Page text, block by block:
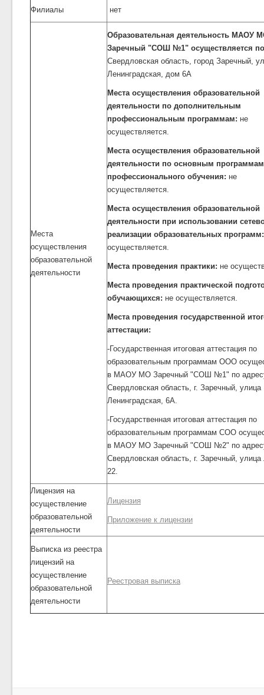
Филиалы нет
Места
осуществления
образовательной
деятельности
Образовательная деятельность МАОУ
Заречный "СОШ №1" осуществляется по
Свердловская область, город Заречный,
Ленинградская, дом 6А
Места осуществления образовательной
деятельности по дополнительным
профессиональным программам: не
осуществляется.
Места осуществления образовательной
деятельности по основным программам
профессионального обучения: не
осуществляется.
Места осуществления образовательной
деятельности при использовании
реализации образовательных программ:
осуществляется.
Места проведения практики: не
Места проведения практической
обучающихся: не осуществляется.
Места проведения государственной
аттестации:
-Государственная итоговая аттестация по
образовательным программам ООО
в МАОУ МО Заречный "СОШ №1" по
Свердловская область, г. Заречный, улица
Ленинградская, 6А.
-Государственная итоговая аттестация по
образовательным программам СОО
в МАОУ МО Заречный "СОШ №2" по
Свердловская область, г. Заречный, улица
22.
Лицензия на
осуществление
образовательной
деятельности
Лицензия
Приложение к лицензии
Выписка из реестра
лицензий на
осуществление
образовательной
деятельности
Реестровая выписка